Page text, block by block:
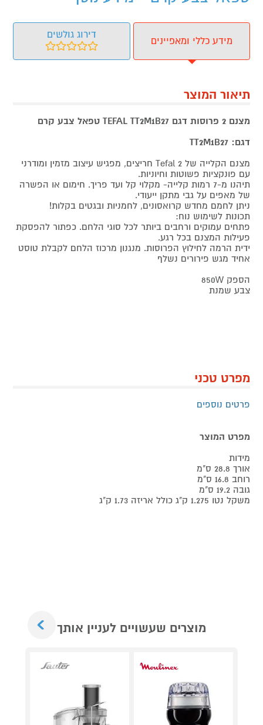
מידע כללי ומאפיינים
דירוג גולשים
תיאור המוצר
מצנם 2 פרוסות דגם TEFAL TT2M1B27 טפאל צבע קרם
דגם: TT2M1B27
מצנם הקלייה של Tefal 2 חריצים, מפגיש עיצוב מזמין ומודרני
עם פונקציות פשוטות וחיוניות.
תיהנו מ-7 רמות קלייה- מקלוי קל ועד פריך. חימום או הפשרה
של מאפים על גבי מתקן ייעודי.
ניתן לחמם מחדש קרואסונים, לחמניות ובגטים בקלות!
תכונות לשימוש נוח:
פתחים עמוקים ורחבים ביותר לכל סוגי הלחם. כפתור להפסקת
פעילות המצנם בכל רגע.
ידית הרמה לחילוץ הפרוסות. מנגנון מרכוז הלחם לקבלת טוסט
אחיד מגש פירורים נשלף
הספק 850W
צבע שמנת
מפרט טכני
פרטים נוספים
מפרט המוצר
מידות
אורך 28.8 ס"מ
רוחב 16.8 ס"מ
גובה 19.2 ס"מ
משקל נטו 1.275 ק"ג כולל אריזה 1.73 ק"ג
מוצרים שעשויים לעניין אותך